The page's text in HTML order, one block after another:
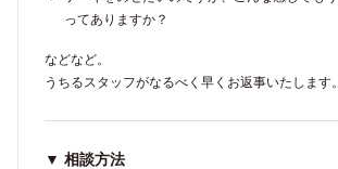
ってありますか？
などなど。
うちるスタッフがなるべく早くお返事いたします。
▼ 相談方法